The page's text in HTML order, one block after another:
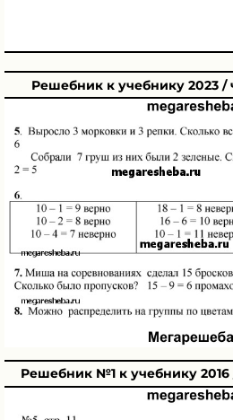
Решебник к учебнику 2023 /
Решебник №1 к учебнику 2016 /